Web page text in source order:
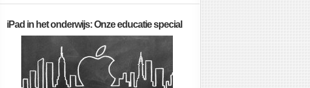
iPad in het onderwijs: Onze educatie special